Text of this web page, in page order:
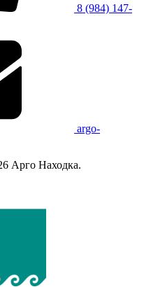
8 (984) 147-
argo-
Арго Находка.